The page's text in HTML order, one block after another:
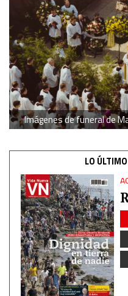
Imágenes de funeral de
LO